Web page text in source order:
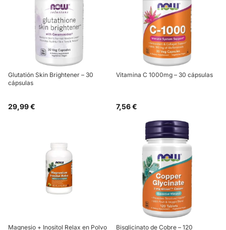
Glutatión Skin Brightener – 30
cápsulas
29,99 €
Vitamina C 1000mg – 30 cápsulas
7,56 €
Magnesio + Inositol Relax en Polvo
Bisglicinato de Cobre – 120